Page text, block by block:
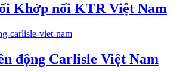
Khớp nối KTR Việt Nam
động Carlisle Việt Nam